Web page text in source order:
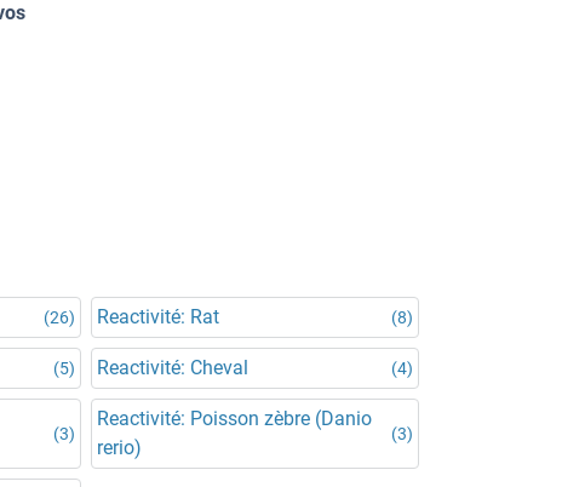
(26) Reactivité: Rat (8)
(5) Reactivité: Cheval (4)
(3)
Reactivité: Poisson zèbre (Danio
rerio)
(3)